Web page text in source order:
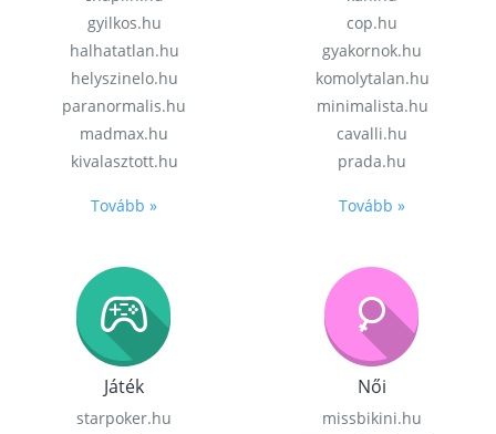
gyilkos.hu
halhatatlan.hu
helyszinelo.hu
paranormalis.hu
madmax.hu
kivalasztott.hu
Tovább »
cop.hu
gyakornok.hu
komolytalan.hu
minimalista.hu
cavalli.hu
prada.hu
Tovább »
Játék
starpoker.hu
Női
missbikini.hu